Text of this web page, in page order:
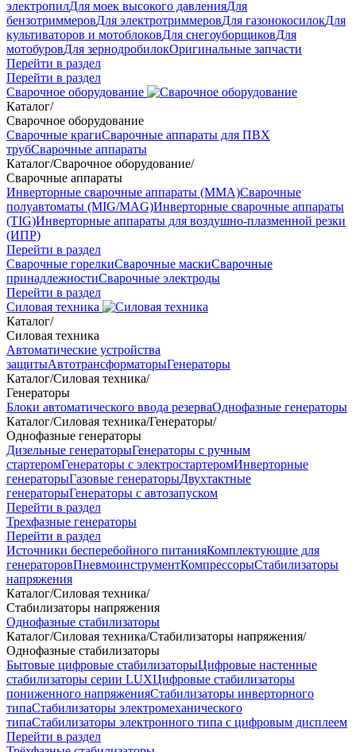
электропилДля моек высокого давленияДля
бензотриммеровДля электротриммеровДля газонокосилокДля
культиваторов и мотоблоковДля снегоуборщиковДля
мотобуровДля зернодробилокОригинальные запчасти
Перейти в раздел
Перейти в раздел
Сварочное оборудование
Каталог/
Сварочное оборудование
Сварочные крагиСварочные аппараты для ПВХ
трубСварочные аппараты
Каталог/Сварочное оборудование/
Сварочные аппараты
Инверторные сварочные аппараты (ММА)Сварочные
полуавтоматы (MIG/MAG)Инверторные сварочные аппараты
(TIG)Инверторные аппараты для воздушно-плазменной резки
(ИПР)
Перейти в раздел
Сварочные горелкиСварочные маскиСварочные
принадлежностиСварочные электроды
Перейти в раздел
Силовая техника
Каталог/
Силовая техника
Автоматические устройства
защитыАвтотрансформаторыГенераторы
Каталог/Силовая техника/
Генераторы
Блоки автоматического ввода резерваОднофазные генераторы
Каталог/Силовая техника/Генераторы/
Однофазные генераторы
Дизельные генераторыГенераторы с ручным
стартеромГенераторы с электростартеромИнверторные
генераторыГазовые генераторыДвухтактные
генераторыГенераторы с автозапуском
Перейти в раздел
Трехфазные генераторы
Перейти в раздел
Источники бесперебойного питанияКомплектующие для
генераторовПневмоинструментКомпрессорыСтабилизаторы
напряжения
Каталог/Силовая техника/
Стабилизаторы напряжения
Однофазные стабилизаторы
Каталог/Силовая техника/Стабилизаторы напряжения/
Однофазные стабилизаторы
Бытовые цифровые стабилизаторыЦифровые настенные
стабилизаторы серии LUXЦифровые стабилизаторы
пониженного напряженияСтабилизаторы инверторного
типаСтабилизаторы электромеханического
типаСтабилизаторы электронного типа с цифровым дисплеем
Перейти в раздел